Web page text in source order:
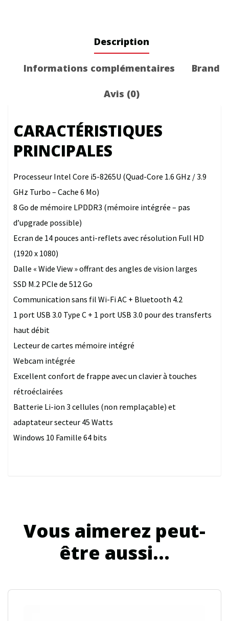
Description
Informations complémentaires Brand
Avis (0)
CARACTÉRISTIQUES
PRINCIPALES
Processeur Intel Core i5-8265U (Quad-Core 1.6 GHz / 3.9
GHz Turbo – Cache 6 Mo)
8 Go de mémoire LPDDR3 (mémoire intégrée – pas
d’upgrade possible)
Ecran de 14 pouces anti-reflets avec résolution Full HD
(1920 x 1080)
Dalle « Wide View » offrant des angles de vision larges
SSD M.2 PCIe de 512 Go
Communication sans fil Wi-Fi AC + Bluetooth 4.2
1 port USB 3.0 Type C + 1 port USB 3.0 pour des transferts
haut débit
Lecteur de cartes mémoire intégré
Webcam intégrée
Excellent confort de frappe avec un clavier à touches
rétroéclairées
Batterie Li-ion 3 cellules (non remplaçable) et
adaptateur secteur 45 Watts
Windows 10 Famille 64 bits
Vous aimerez peut-
être aussi…